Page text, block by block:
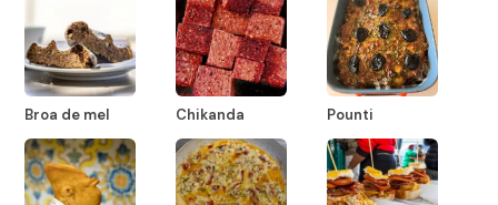
Broa de mel Chikanda Pounti